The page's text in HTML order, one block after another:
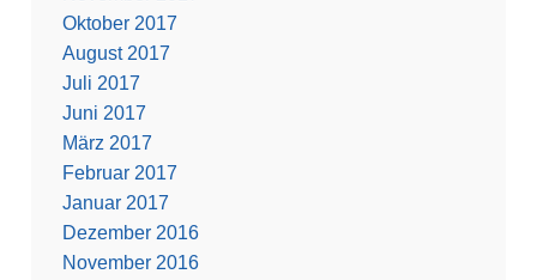
Oktober 2017
August 2017
Juli 2017
Juni 2017
März 2017
Februar 2017
Januar 2017
Dezember 2016
November 2016